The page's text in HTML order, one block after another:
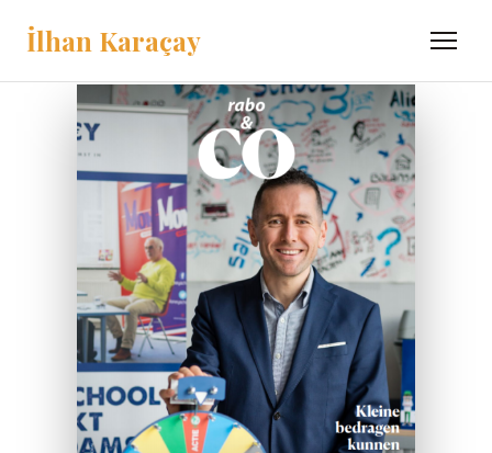
İlhan Karaçay Menü